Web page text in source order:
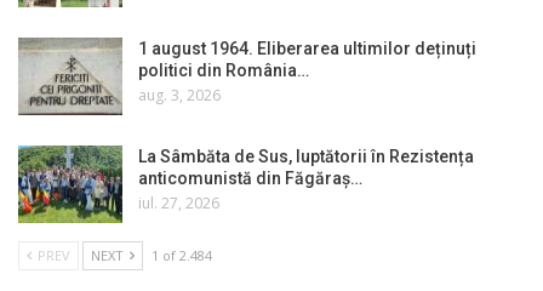
1 august 1964. Eliberarea ultimilor deținuți
politici din România…
aug. 3, 2026
La Sâmbăta de Sus, luptătorii în Rezistența
anticomunistă din Făgăraș…
iul. 27, 2026
PREV NEXT 1 of 2.484